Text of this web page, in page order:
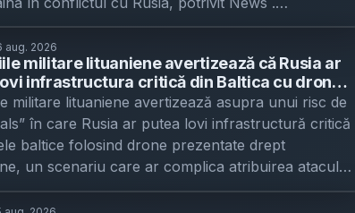
Ucrainei în Regatul Unit și fost comandant-
ucrainene a revenit asupra declarațiilor care
reacții, după ce spusese că Ucraina nu ar fi
de aderarea la NATO. Miza: pregătirea
a NATO pentru un conflict cu Rusia Zalujni
este „pentru NATO”, dar susține că alianța ridică
din punct de vedere politic și rămâne
în doctrine vechi, asociate finalului celui de-al
Mondial. În opinia sa, războiul și progresul
aug. 2026
militare lituaniene avertizează că Rusia ar
infrastructura critică din Baltica cu drone
- Vilnius spune că a întărit securitatea,
acumulări de trupe la frontieră
militare lituaniene avertizează asupra unui risc de
în care Rusia ar putea lovi infrastructură critică
baltice folosind drone prezentate drept
un scenariu care ar complica atribuirea atacului
miza de securitate pentru NATO , potrivit Antena
publicată inițial de 15min.lt și preluată de The